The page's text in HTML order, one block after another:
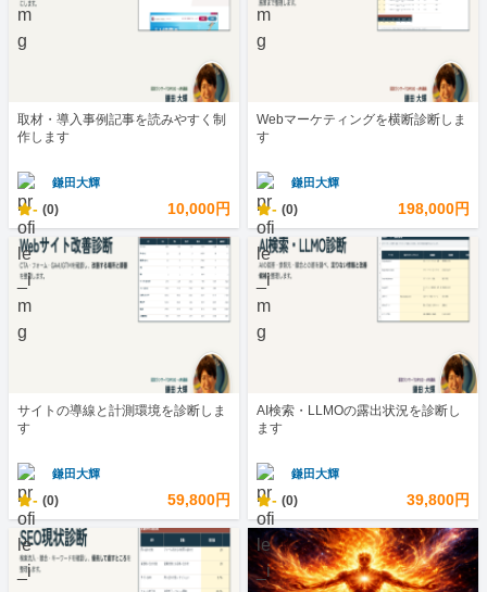
取材・導入事例記事を読みやすく制
作します
鎌田大輝
- (0) 10,000円
Webマーケティングを横断診断しま
す
鎌田大輝
- (0) 198,000円
サイトの導線と計測環境を診断しま
す
鎌田大輝
- (0) 59,800円
AI検索・LLMOの露出状況を診断し
ます
鎌田大輝
- (0) 39,800円